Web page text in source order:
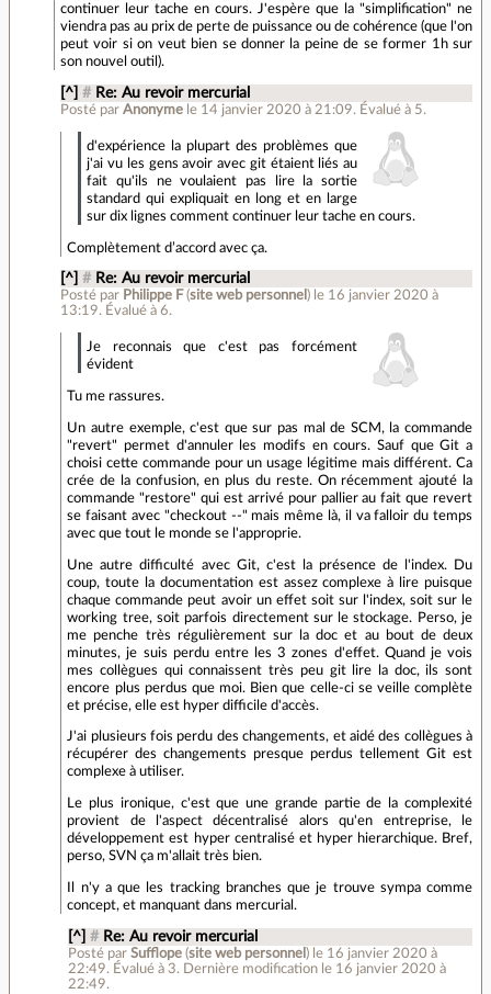
continuer leur tache en cours. J'espère que la "simplification" ne
viendra pas au prix de perte de puissance ou de cohérence (que l'on
peut voir si on veut bien se donner la peine de se former 1h sur
son nouvel outil).
[^] # Re: Au revoir mercurial
Posté parAnonyme le 14 janvier 2020 à 21:09. Évalué à 5.
d'expérience la plupart des problèmes que
j'ai vu les gens avoir avec git étaient liés au
fait qu'ils ne voulaient pas lire la sortie
standard qui expliquait en long et en large
sur dix lignes comment continuer leur tache en cours.
Complètement d’accord avec ça.
[^] # Re: Au revoir mercurial
Posté par Philippe F (site web personnel ) le 16 janvier 2020 à
13:19. Évalué à6.
Je reconnais que c'est pas forcément
évident
Tu me rassures.
Un autre exemple, c'est que sur pas mal de SCM, la commande
"revert" permet d'annuler les modifs en cours. Sauf que Git a
choisi cette commande pour un usage légitime mais différent. Ca
crée de la confusion, en plus du reste. On récemment ajouté la
commande "restore" qui est arrivé pour pallier au fait que revert
se faisant avec "checkout --" mais même là, il va falloir du temps
avec que tout le monde se l'approprie.
Une autre difficulté avec Git, c'est la présence de l'index. Du
coup, toute la documentation est assez complexe à lire puisque
chaque commande peut avoir un effet soit sur l'index, soit sur le
working tree, soit parfois directement sur le stockage. Perso, je
me penche très régulièrement sur la doc et au bout de deux
minutes, je suis perdu entre les 3 zones d'effet. Quand je vois
mes collègues qui connaissent très peu git lire la doc, ils sont
encore plus perdus que moi. Bien que celle-ci se veille complète
et précise, elle est hyper difficile d'accès.
J'ai plusieurs fois perdu des changements, et aidé des collègues à
récupérer des changements presque perdus tellement Git est
complexe à utiliser.
Le plus ironique, c'est que une grande partie de la complexité
provient de l'aspect décentralisé alors qu'en entreprise, le
développement est hyper centralisé et hyper hierarchique. Bref,
perso, SVN ça m'allait très bien.
Il n'y a que les tracking branches que je trouve sympa comme
concept, et manquant dans mercurial.
[^] # Re: Au revoir mercurial
Posté par Sufflope(site web personnel ) le 16 janvier 2020 à
22:49. Évalué à 3. Dernière modification le 16 janvier 2020 à
22:49.